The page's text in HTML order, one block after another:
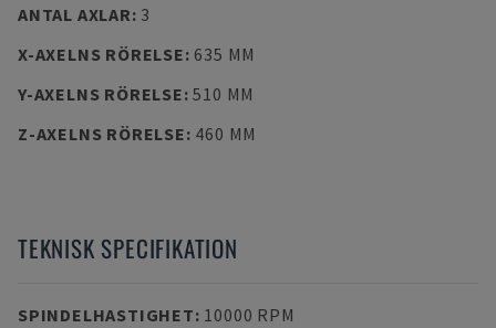
ANTAL AXLAR: 3
X-AXELNS RÖRELSE: 635 MM
Y-AXELNS RÖRELSE:510 MM
Z-AXELNS RÖRELSE: 460 MM
TEKNISK SPECIFIKATION
SPINDELHASTIGHET: 10000 RPM